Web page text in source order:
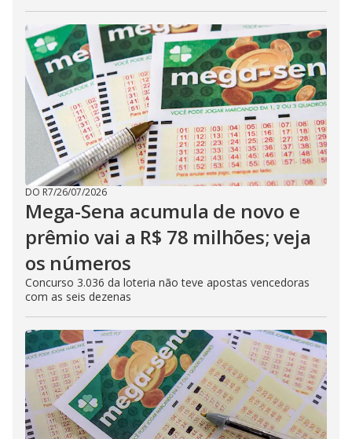
DO R7/26/07/2026
Mega-Sena acumula de novo e
prêmio vai a R$ 78 milhões; veja
os números
Concurso 3.036 da loteria não teve apostas vencedoras
com as seis dezenas